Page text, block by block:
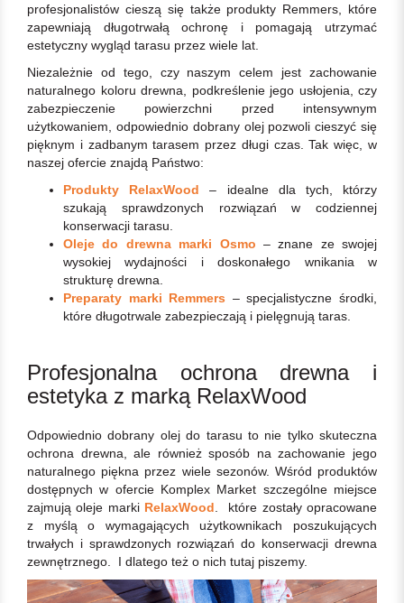
profesjonalistów cieszą się także produkty Remmers, które
zapewniają długotrwałą ochronę i pomagają utrzymać
estetyczny wygląd tarasu przez wiele lat.
Niezależnie od tego, czy naszym celem jest zachowanie
naturalnego koloru drewna, podkreślenie jego usłojenia, czy
zabezpieczenie powierzchni przed intensywnym
użytkowaniem, odpowiednio dobrany olej pozwoli cieszyć się
pięknym i zadbanym tarasem przez długi czas. Tak więc, w
naszej ofercie znajdą Państwo:
Produkty RelaxWood – idealne dla tych, którzy
szukają sprawdzonych rozwiązań w codziennej
konserwacji tarasu.
Oleje do drewna marki Osmo – znane ze swojej
wysokiej wydajności i doskonałego wnikania w
strukturę drewna.
Preparaty marki Remmers – specjalistyczne środki,
które długotrwale zabezpieczają i pielęgnują taras.
Profesjonalna ochrona drewna i
estetyka z marką RelaxWood
Odpowiednio dobrany olej do tarasu to nie tylko skuteczna
ochrona drewna, ale również sposób na zachowanie jego
naturalnego piękna przez wiele sezonów. Wśród produktów
dostępnych w ofercie Komplex Market szczególne miejsce
zajmują oleje marki RelaxWood . które zostały opracowane
z myślą o wymagających użytkownikach poszukujących
trwałych i sprawdzonych rozwiązań do konserwacji drewna
zewnętrznego. I dlatego też o nich tutaj piszemy.